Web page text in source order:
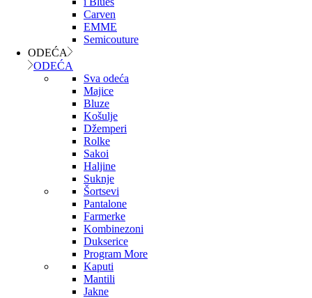
Carven
EMME
Semicouture
ODEĆA
ODEĆA
Sva odeća
Majice
Bluze
Košulje
Džemperi
Rolke
Sakoi
Haljine
Suknje
Šortsevi
Pantalone
Farmerke
Kombinezoni
Dukserice
Program More
Kaputi
Mantili
Jakne